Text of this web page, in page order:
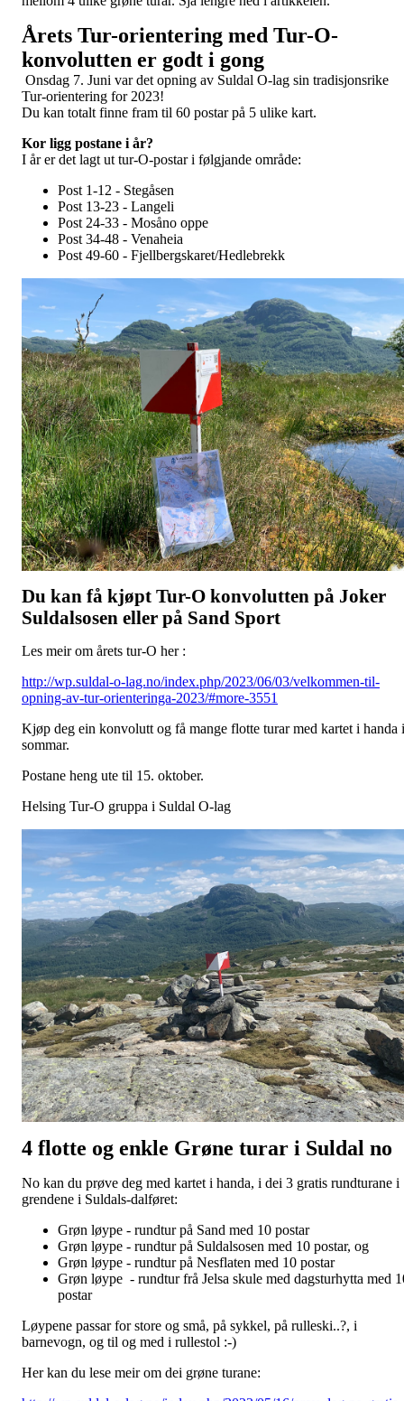
Årets Tur-orientering med Tur-O-
konvolutten er godt i gong
Onsdag 7. Juni var det opning av Suldal O-lag sin tradisjonsrike
Tur-orientering for 2023!
Du kan totalt finne fram til 60 postar på 5 ulike kart.
Kor ligg postane i år?
I år er det lagt ut tur-O-postar i følgjande område:
Post 1-12 - Stegåsen
Post 13-23 - Langeli
Post 24-33 - Mosåno oppe
Post 34-48 - Venaheia
Post 49-60 - Fjellbergskaret/Hedlebrekk
Du kan få kjøpt Tur-O konvolutten på Joker
Suldalsosen eller på Sand Sport
Les meir om årets tur-O her :
http://wp.suldal-o-lag.no/index.php/2023/06/03/velkommen-til-
opning-av-tur-orienteringa-2023/#more-3551
Kjøp deg ein konvolutt og få mange flotte turar med kartet i handa i
sommar.
Postane heng ute til 15. oktober.
Helsing Tur-O gruppa i Suldal O-lag
4 flotte og enkle Grøne turar i Suldal no
No kan du prøve deg med kartet i handa, i dei 3 gratis rundturane i
grendene i Suldals-dalføret:
Grøn løype - rundtur på Sand med 10 postar
Grøn løype - rundtur på Suldalsosen med 10 postar, og
Grøn løype - rundtur på Nesflaten med 10 postar
Grøn løype - rundtur frå Jelsa skule med dagsturhytta med
postar
Løypene passar for store og små, på sykkel, på rulleski..?, i
barnevogn, og til og med i rullestol :-)
Her kan du lese meir om dei grøne turane: